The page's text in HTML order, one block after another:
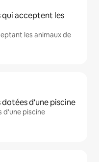
qui acceptent les
les animaux de
d'une piscine
d'une piscine